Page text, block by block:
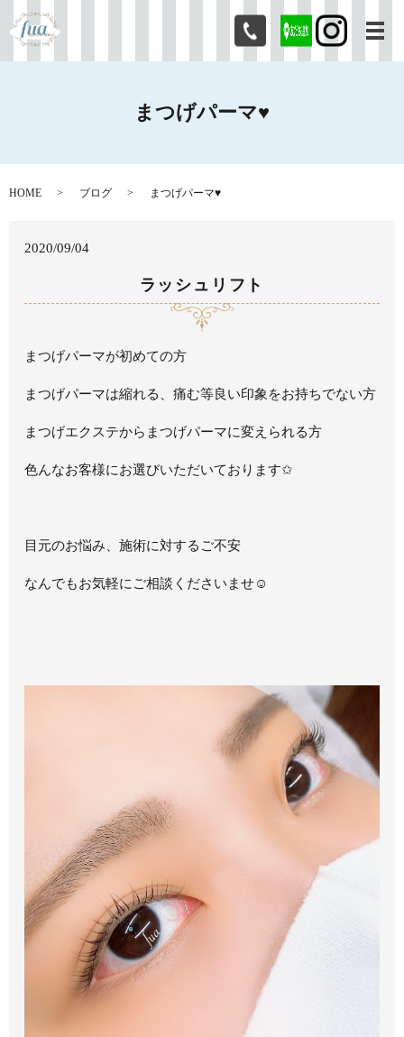
メ
まつげパーマ♥
HOME ブログ まつげパーマ♥
2020/09/04
ラッシュリフト
まつげパーマが初めての方
まつげパーマは縮れる、痛む等良い印象をお持ちでない方
まつげエクステからまつげパーマに変えられる方
色んなお客様にお選びいただいております✩
目元のお悩み、施術に対するご不安
なんでもお気軽にご相談くださいませ☺